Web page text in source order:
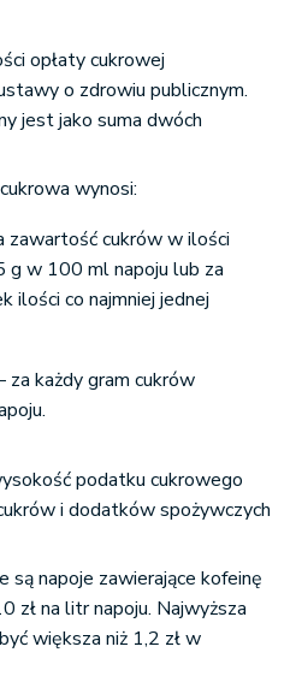
o zdrowiu publicznym.
jest jako suma dwóch
wynosi:
g w 100 ml napoju lub za
ilości co najmniej jednej
i dodatków spożywczych
napoje zawierające kofeinę
zł na litr napoju. Najwyższa
większa niż 1,2 zł w